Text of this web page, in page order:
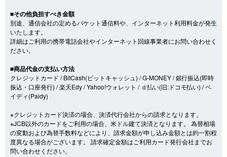
■その他負担すべき金額
別途、通信会社の定めるパケット通信料や、インターネット利用料金が発生
いたします。
詳細はご利用の携帯電話会社やインターネット回線事業者にお問い合わせく
ださい。
■商品代金の支払い方法
クレジットカード / BitCash(ビットキャッシュ) / G-MONEY / 銀行振込(即時
振込・口座発行) / 楽天Edy / Yahoo!ウォレット / ｄ払い(旧:ドコモ払い) / ペ
イディ(Paidy)
※クレジットカード決済の場合、決済代行会社からの請求となります。
※JCB以外のカードをご利用の場合、米ドル建て決済となります。 為替相場
の変動および為替手数料などにより、請求金額が申し込み金額とは約一割程
度異なる場合がございます。 請求確定金額はご利用カード発行会社までお
問い合わせください。